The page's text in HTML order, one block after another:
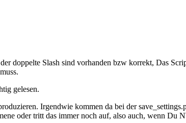
doppelte Slash sind vorhanden bzw korrekt, Das
gelesen.
Irgendwie kommen da bei der
oder tritt das immer noch auf, also auch, wenn Du